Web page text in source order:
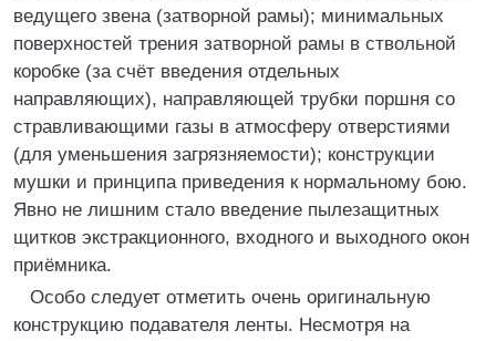
ведущего звена (затворной рамы); минимальных
поверхностей трения затворной рамы в ствольной
коробке (за счёт введения отдельных
направляющих), направляющей трубки поршня со
стравливающими газы в атмосферу отверстиями
(для уменьшения загрязняемости); конструкции
мушки и принципа приведения к нормальному бою.
Явно не лишним стало введение пылезащитных
щитков экстракционного, входного и выходного окон
приёмника.
Особо следует отметить очень оригинальную
конструкцию подавателя ленты. Несмотря на